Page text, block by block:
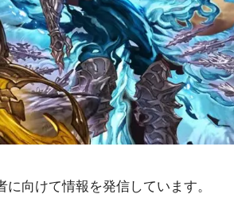
向けて情報を発信しています。